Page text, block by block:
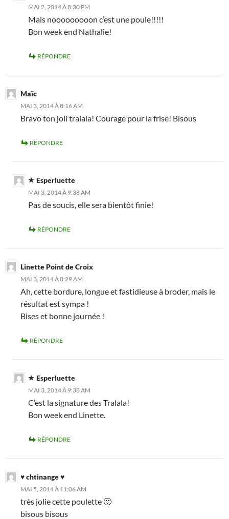
MAI 2, 2014 À 8:30 PM
Mais nooooooooon c’est une poule!!!!!
Bon week end Nathalie!
RÉPONDRE
Maïc
MAI 3, 2014 À 8:16 AM
Bravo ton joli tralala! Courage pour la frise! Bisous
RÉPONDRE
Esperluette
MAI 3, 2014 À 9:38 AM
Pas de soucis, elle sera bientôt finie!
RÉPONDRE
Linette Point de Croix
MAI 3, 2014 À 8:29 AM
Ah, cette bordure, longue et fastidieuse à broder, mais le
résultat est sympa !
Bises et bonne journée !
RÉPONDRE
Esperluette
MAI 3, 2014 À 9:38 AM
C’est la signature des Tralala!
Bon week end Linette.
RÉPONDRE
♥ chtinange ♥
MAI 5, 2014 À 11:06 AM
très jolie cette poulette 🙂
bisous bisous